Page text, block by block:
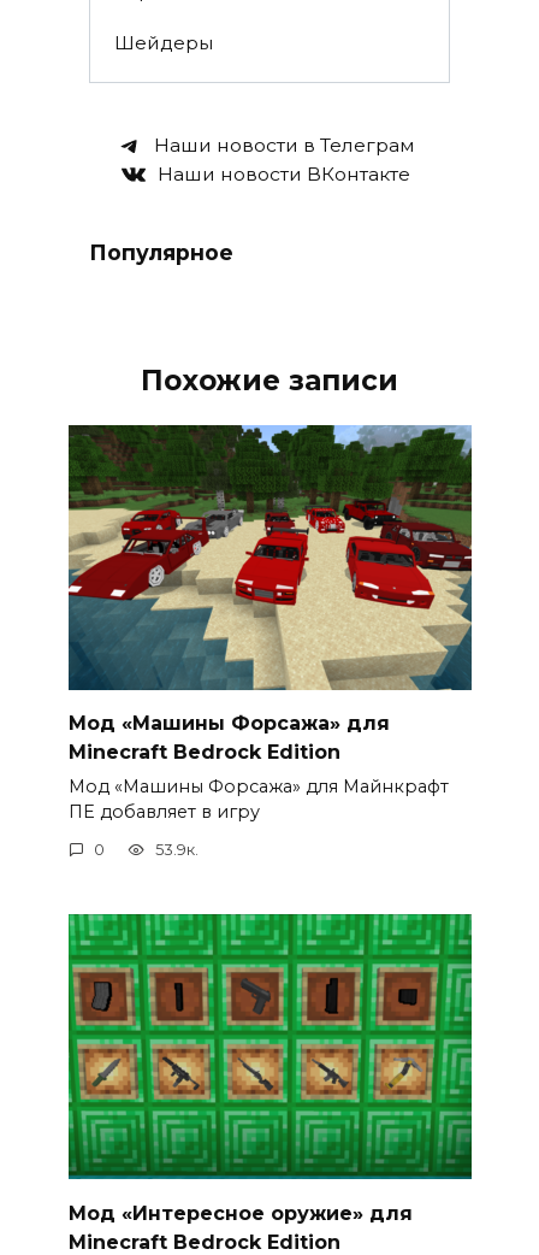
Шейдеры
Наши новости в Телеграм
Наши новости ВКонтакте
Популярное
Похожие записи
Мод «Машины Форсажа» для
Minecraft Bedrock Edition
Мод «Машины Форсажа» для Майнкрафт
ПЕ добавляет в игру
0 53.9к.
Мод «Интересное оружие» для
Minecraft Bedrock Edition